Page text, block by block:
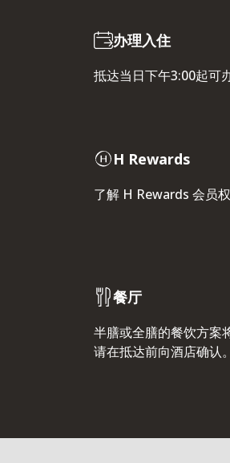
办理入住
抵达当日下午3:00起可
H Rewards
了解 H Rewards 会员
餐厅
半膳或全膳的餐饮方案
请在抵达前向酒店确认。